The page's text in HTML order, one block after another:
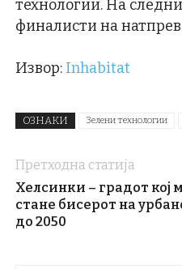
технологии. На
финалисти на
Извор: Inhabitat
ОЗНАКИ Зелени технологии
Претходна статија
Хелсинки – градот кој
стане бисерот на
до 2050